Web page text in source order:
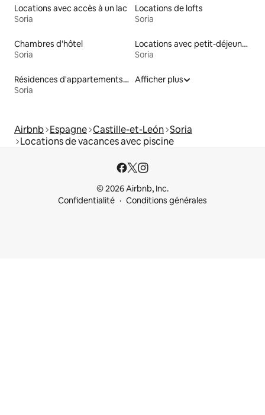
Locations avec accès à un lac
Soria
Locations de lofts
Soria
Chambres d'hôtel
Soria
Locations avec petit-déjeuner
Soria
Résidences d'appartements en location
Soria
Afficher plus
Airbnb Espagne Castille-et-León Soria
Locations de vacances avec piscine
© 2026 Airbnb, Inc.
Confidentialité
Conditions générales